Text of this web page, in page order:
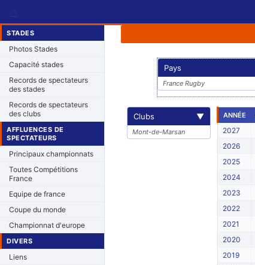
STADES
Photos Stades
Capacité stades
Records de spectateurs
des stades
Records de spectateurs
des clubs
AFFLUENCES DE
SPECTATEURS
Principaux championnats
Toutes Compétitions
France
Equipe de france
Coupe du monde
Championnat d'europe
DIVERS
Liens
Pays
France Rugby
Clubs ▼
Mont-de-Marsan
ANNÉE
2027
2026
2025
2024
2023
2022
2021
2020
2019